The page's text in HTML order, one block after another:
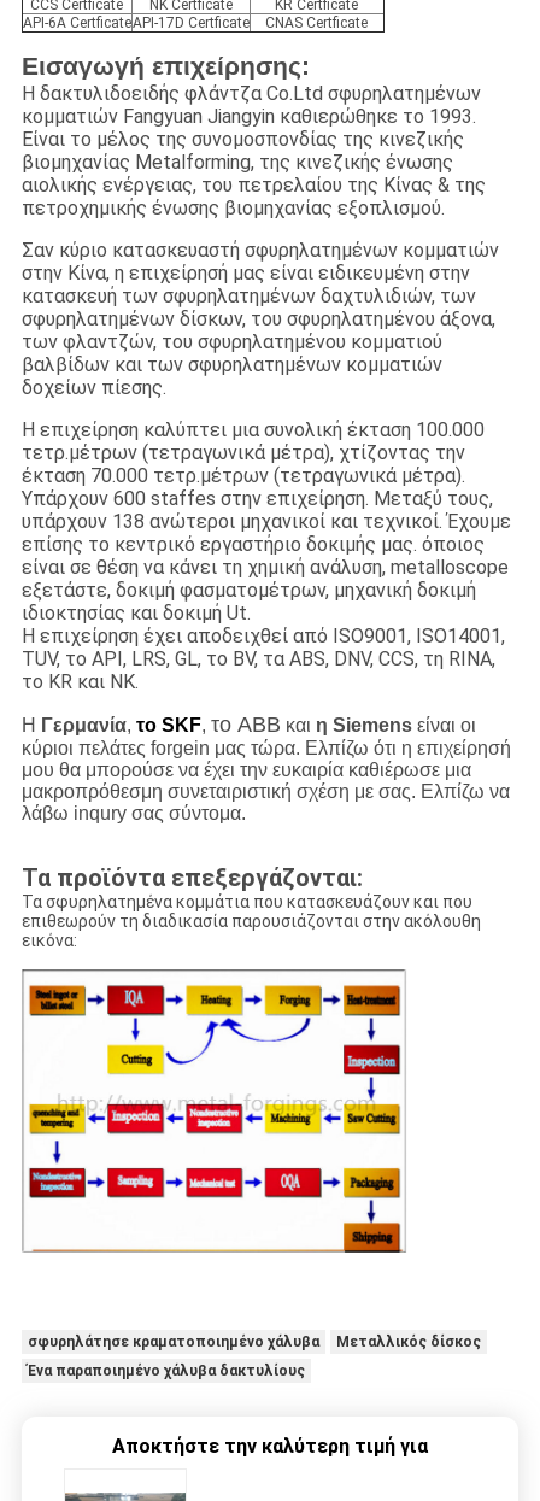
CCS Certficate NK Certficate
KR Certficate
API-6A CertficateAPI-17D Certficate CNAS Certficate
Εισαγωγή επιχείρησης:
Η δακτυλιδοειδής φλάντζα Co.Ltd σφυρηλατημένων
κομματιών Fangyuan Jiangyin καθιερώθηκε το 1993.
Είναι το μέλος της συνομοσπονδίας της κινεζικής
βιομηχανίας Metalforming, της κινεζικής ένωσης
αιολικής ενέργειας, του πετρελαίου της Κίνας & της
πετροχημικής ένωσης βιομηχανίας εξοπλισμού.
Σαν κύριο κατασκευαστή σφυρηλατημένων κομματιών
στην Κίνα, η επιχείρησή μας είναι ειδικευμένη στην
κατασκευή των σφυρηλατημένων δαχτυλιδιών, των
σφυρηλατημένων δίσκων, του σφυρηλατημένου άξονα,
των φλαντζών, του σφυρηλατημένου κομματιού
βαλβίδων και των σφυρηλατημένων κομματιών
δοχείων πίεσης.
Η επιχείρηση καλύπτει μια συνολική έκταση 100.000
τετρ.μέτρων (τετραγωνικά μέτρα), χτίζοντας την
έκταση 70.000 τετρ.μέτρων (τετραγωνικά μέτρα).
Υπάρχουν 600 staffes στην επιχείρηση. Μεταξύ τους,
υπάρχουν 138 ανώτεροι μηχανικοί και τεχνικοί. Έχουμε
επίσης το κεντρικό εργαστήριο δοκιμής μας. όποιος
είναι σε θέση να κάνει τη χημική ανάλυση, metalloscope
εξετάστε, δοκιμή φασματομέτρων, μηχανική δοκιμή
ιδιοκτησίας και δοκιμή Ut.
Η επιχείρηση έχει αποδειχθεί από ISO9001, ISO14001,
TUV, το API, LRS, GL, το BV, τα ABS, DNV, CCS, τη RINA,
το KR και NK.
Η Γερμανία, το SKF, το ABB και η Siemens είναι οι
κύριοι πελάτες forgein μας τώρα. Ελπίζω ότι η επιχείρησή
μου θα μπορούσε να έχει την ευκαιρία καθιέρωσε μια
μακροπρόθεσμη συνεταιριστική σχέση με σας. Ελπίζω να
λάβω inqury σας σύντομα.
Τα προϊόντα επεξεργάζονται:
Τα σφυρηλατημένα κομμάτια που κατασκευάζουν και που
επιθεωρούν τη διαδικασία παρουσιάζονται στην ακόλουθη
εικόνα:
σφυρηλάτησε κραματοποιημένο χάλυβα
Μεταλλικός δίσκος
Ένα παραποιημένο χάλυβα δακτυλίους
Αποκτήστε την καλύτερη τιμή για